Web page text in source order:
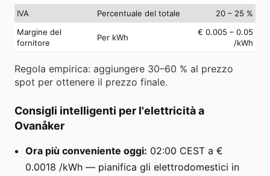
IVA
Percentuale del totale
20 – 25 %
Margine del
fornitore
Per kWh
€ 0.005 – 0.05
/kWh
Regola empirica: aggiungere 30–60 % al prezzo
spot per ottenere il prezzo finale.
Consigli intelligenti per l'elettricità a
Ovanåker
Ora più conveniente oggi: 02:00 CEST a €
0.0018 /kWh — pianifica gli elettrodomestici in